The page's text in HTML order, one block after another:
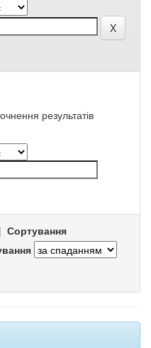
результатів
| Сортування